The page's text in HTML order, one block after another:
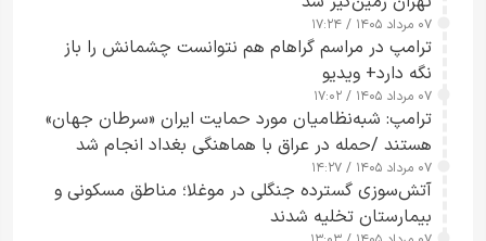
۰۷ مرداد ۱۴۰۵ / ۱۷:۲۴
ترامپ در مراسم گراهام هم نتوانست چشمانش را باز
نگه دارد+ ویدیو
۰۷ مرداد ۱۴۰۵ / ۱۷:۰۲
ترامپ: شبه‌نظامیان مورد حمایت ایران «سرطان جهان»
هستند /حمله در عراق با هماهنگی بغداد انجام شد
۰۷ مرداد ۱۴۰۵ / ۱۴:۲۷
آتش‌سوزی گسترده جنگلی در موغلا؛ مناطق مسکونی و
بیمارستان تخلیه شدند